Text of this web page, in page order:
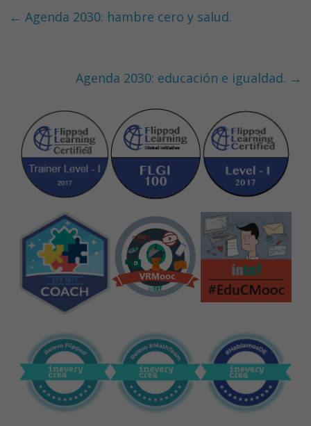
b e er s
p
← Agenda 2030: hambre cero y salud.
Agenda 2030: educación e igualdad. →